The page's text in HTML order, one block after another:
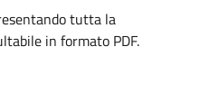
tutta la
in formato PDF.